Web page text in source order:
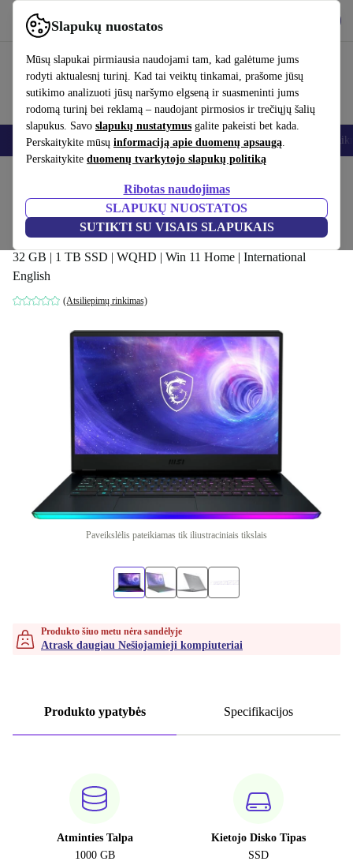
Slapukų nuostatos
Mūsų slapukai pirmiausia naudojami tam, kad galėtume jums
rodyti aktualesnį turinį. Kad tai veiktų tinkamai, prašome jūsų
sutikimo analizuoti jūsų naršymo elgseną ir suasmeninti jums
rodomą turinį bei reklamą – naudojant pirmosios ir trečiųjų šalių
slapukus. Savo slapukų nustatymus galite pakeisti bet kada.
Perskaitykite mūsų informaciją apie duomenų apsaugą.
Perskaitykite duomenų tvarkytojo slapukų politiką
Ribotas naudojimas
SLAPUKŲ NUOSTATOS
SUTIKTI SU VISAIS SLAPUKAIS
Naudok refurbed greitai ir paprastai
Išmanieji telefonai Nešiojamieji kompiuteriai Planšetės Išmanieji
MSI GE66 Raider 12U | i9-12900HK |
15.6-colio
32 GB | 1 TB SSD | WQHD | Win 11 Home | International
English
(Atsiliepimų rinkimas)
Paveikslėlis pateikiamas tik iliustraciniais tikslais
Produkto šiuo metu nėra sandėlyje
Atrask daugiau Nešiojamieji kompiuteriai
Produkto ypatybės Specifikacijos
Atminties Talpa
1000 GB
Kietojo Disko Tipas
SSD